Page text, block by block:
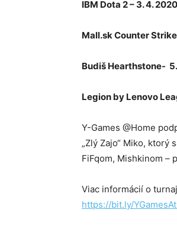
IBM Dota 2 – 3. 4. 2020
Mall.sk Counter
Budiš Hearthstone-
Legion by Lenovo
Y-Games @Home
„Zlý Zajo“ Miko, ktorý
FiFqom, Mishkinom –
Viac informácií o
https://bit.ly/